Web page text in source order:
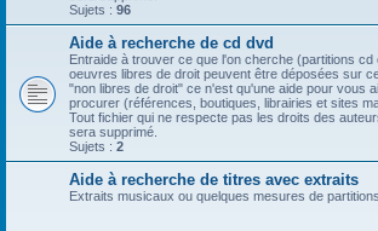
Sujets : 96
Aide à recherche de cd dvd
Entraide à trouver ce que l'on cherche (partitions cd
oeuvres libres de droit peuvent être déposées sur
"non libres de droit" ce n'est qu'une aide pour vous
procurer (références, boutiques, librairies et sites
Tout fichier qui ne respecte pas les droits des
sera supprimé.
Sujets : 2
Aide à recherche de titres avec extraits
Extraits musicaux ou quelques mesures de partitions